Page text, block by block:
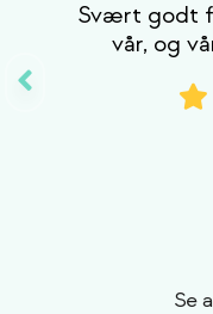
Svært godt
vår, og
Se